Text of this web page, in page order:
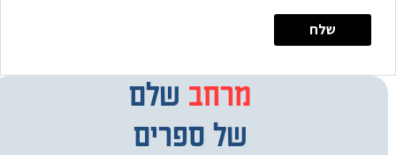
מרחב
מבחרשלם
של ספרים